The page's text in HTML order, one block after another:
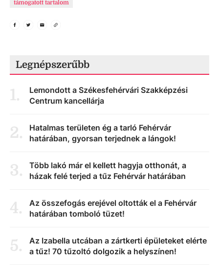
támogatott tartalom
Legnépszerűbb
1.
Lemondott a Székesfehérvári Szakképzési
Centrum kancellárja
2.
Hatalmas területen ég a tarló Fehérvár
határában, gyorsan terjednek a lángok!
3.
Több lakó már el kellett hagyja otthonát, a
házak felé terjed a tűz Fehérvár határában
4.
Az összefogás erejével oltották el a Fehérvár
határában tomboló tüzet!
5.
Az Izabella utcában a zártkerti épületeket elérte
a tűz! 70 tűzoltó dolgozik a helyszínen!